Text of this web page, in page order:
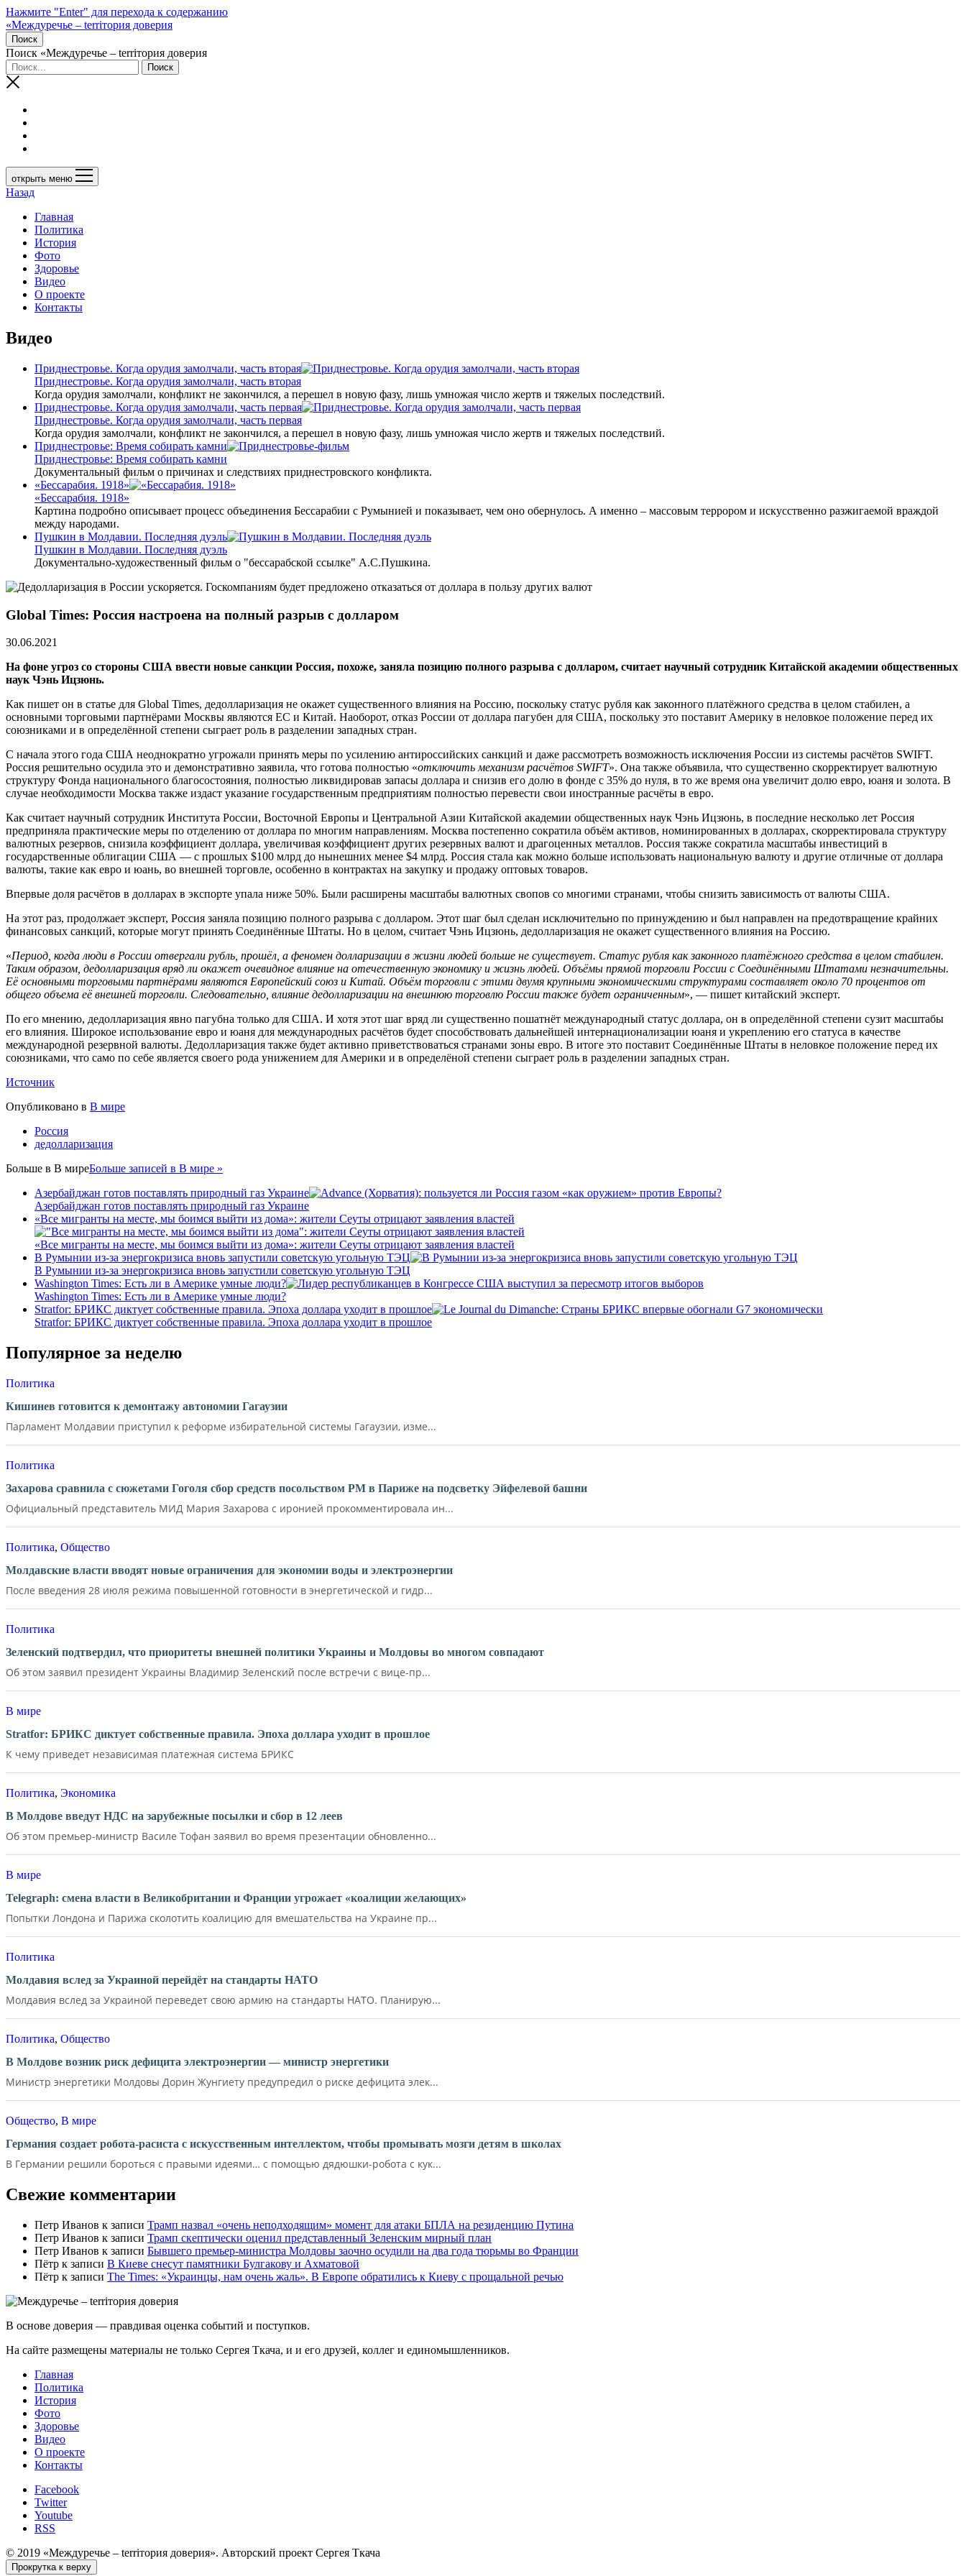
Нажмите "Enter" для перехода к содержанию
«Междуречье – terriтория доверия
Поиск
Поиск «Междуречье – terriтория доверия
открыть меню
Назад
Главная
Политика
История
Фото
Здоровье
Видео
О проекте
Контакты
Видео
Приднестровье. Когда орудия замолчали, часть вторая
Приднестровье. Когда орудия замолчали, часть вторая
Когда орудия замолчали, конфликт не закончился, а перешел в новую фазу, лишь умножая число жертв и тяжелых последствий.
Приднестровье. Когда орудия замолчали, часть первая
Приднестровье. Когда орудия замолчали, часть первая
Когда орудия замолчали, конфликт не закончился, а перешел в новую фазу, лишь умножая число жертв и тяжелых последствий.
Приднестровье: Время собирать камни
Приднестровье: Время собирать камни
Документальный фильм о причинах и следствиях приднестровского конфликта.
«Бессарабия. 1918»
«Бессарабия. 1918»
Картина подробно описывает процесс объединения Бессарабии с Румынией и показывает, чем оно обернулось. А именно – массовым террором и искусственно разжигаемой враждой
между народами.
Пушкин в Молдавии. Последняя дуэль
Пушкин в Молдавии. Последняя дуэль
Документально-художественный фильм о "бессарабской ссылке" А.С.Пушкина.
Global Times: Россия настроена на полный разрыв с долларом
30.06.2021
На фоне угроз со стороны США ввести новые санкции Россия, похоже, заняла позицию полного разрыва с долларом, считает научный сотрудник Китайской академии общественных
наук Чэнь Ицзюнь.
Как пишет он в статье для Global Times, дедолларизация не окажет существенного влияния на Россию, поскольку статус рубля как законного платёжного средства в целом стабилен, а
основными торговыми партнёрами Москвы являются ЕС и Китай. Наоборот, отказ России от доллара пагубен для США, поскольку это поставит Америку в неловкое положение перед их
союзниками и в определённой степени сыграет роль в разделении западных стран.
С начала этого года США неоднократно угрожали принять меры по усилению антироссийских санкций и даже рассмотреть возможность исключения России из системы расчётов SWIFT.
Россия решительно осудила это и демонстративно заявила, что готова полностью «отключить механизм расчётов SWIFT». Она также объявила, что существенно скорректирует валютную
структуру Фонда национального благосостояния, полностью ликвидировав запасы доллара и снизив его долю в фонде с 35% до нуля, в то же время она увеличит долю евро, юаня и золота. В
случае необходимости Москва также издаст указание государственным предприятиям полностью перевести свои иностранные расчёты в евро.
Как считает научный сотрудник Института России, Восточной Европы и Центральной Азии Китайской академии общественных наук Чэнь Ицзюнь, в последние несколько лет Россия
предприняла практические меры по отделению от доллара по многим направлениям. Москва постепенно сократила объём активов, номинированных в долларах, скорректировала структуру
валютных резервов, снизила коэффициент доллара, увеличивая коэффициент других резервных валют и драгоценных металлов. Россия также сократила масштабы инвестиций в
государственные облигации США — с прошлых $100 млрд до нынешних менее $4 млрд. Россия стала как можно больше использовать национальную валюту и другие отличные от доллара
валюты, такие как евро и юань, во внешней торговле, особенно в контрактах на закупку и продажу оптовых товаров.
Впервые доля расчётов в долларах в экспорте упала ниже 50%. Были расширены масштабы валютных свопов со многими странами, чтобы снизить зависимость от валюты США.
На этот раз, продолжает эксперт, Россия заняла позицию полного разрыва с долларом. Этот шаг был сделан исключительно по принуждению и был направлен на предотвращение крайних
финансовых санкций, которые могут принять Соединённые Штаты. Но в целом, считает Чэнь Ицзюнь, дедолларизация не окажет существенного влияния на Россию.
«Период, когда люди в России отвергали рубль, прошёл, а феномен долларизации в жизни людей больше не существует. Статус рубля как законного платёжного средства в целом стабилен.
Таким образом, дедолларизация вряд ли окажет очевидное влияние на отечественную экономику и жизнь людей. Объёмы прямой торговли России с Соединёнными Штатами незначительны.
Её основными торговыми партнёрами являются Европейский союз и Китай. Объём торговли с этими двумя крупными экономическими структурами составляет около 70 процентов от
общего объема её внешней торговли. Следовательно, влияние дедолларизации на внешнюю торговлю России также будет ограниченным», — пишет китайский эксперт.
По его мнению, дедолларизация явно пагубна только для США. И хотя этот шаг вряд ли существенно пошатнёт международный статус доллара, он в определённой степени сузит масштабы
его влияния. Широкое использование евро и юаня для международных расчётов будет способствовать дальнейшей интернационализации юаня и укреплению его статуса в качестве
международной резервной валюты. Дедолларизация также будет активно приветствоваться странами зоны евро. В итоге это поставит Соединённые Штаты в неловкое положение перед их
союзниками, что само по себе является своего рода унижением для Америки и в определёной степени сыграет роль в разделении западных стран.
Источник
Опубликовано в В мире
Россия
дедолларизация
Больше в В миреБольше записей в В мире »
Азербайджан готов поставлять природный газ Украине
Азербайджан готов поставлять природный газ Украине
«Все мигранты на месте, мы боимся выйти из дома»: жители Сеуты отрицают заявления властей
«Все мигранты на месте, мы боимся выйти из дома»: жители Сеуты отрицают заявления властей
В Румынии из-за энергокризиса вновь запустили советскую угольную ТЭЦ
В Румынии из-за энергокризиса вновь запустили советскую угольную ТЭЦ
Washington Times: Есть ли в Америке умные люди?
Washington Times: Есть ли в Америке умные люди?
Stratfor: БРИКС диктует собственные правила. Эпоха доллара уходит в прошлое
Stratfor: БРИКС диктует собственные правила. Эпоха доллара уходит в прошлое
Популярное за неделю
Политика
Кишинев готовится к демонтажу автономии Гагаузии
Парламент Молдавии приступил к реформе избирательной системы Гагаузии, изме...
Политика
Захарова сравнила с сюжетами Гоголя сбор средств посольством РМ в Париже на подсветку Эйфелевой башни
Официальный представитель МИД Мария Захарова с иронией прокомментировала ин...
Политика, Общество
Молдавские власти вводят новые ограничения для экономии воды и электроэнергии
После введения 28 июля режима повышенной готовности в энергетической и гидр...
Политика
Зеленский подтвердил, что приоритеты внешней политики Украины и Молдовы во многом совпадают
Об этом заявил президент Украины Владимир Зеленский после встречи с вице-пр...
В мире
Stratfor: БРИКС диктует собственные правила. Эпоха доллара уходит в прошлое
К чему приведет независимая платежная система БРИКС
Политика, Экономика
В Молдове введут НДС на зарубежные посылки и сбор в 12 леев
Об этом премьер-министр Василе Тофан заявил во время презентации обновленно...
В мире
Telegraph: смена власти в Великобритании и Франции угрожает «коалиции желающих»
Попытки Лондона и Парижа сколотить коалицию для вмешательства на Украине пр...
Политика
Молдавия вслед за Украиной перейдёт на стандарты НАТО
Молдавия вслед за Украиной переведет свою армию на стандарты НАТО. Планирую...
Политика, Общество
В Молдове возник риск дефицита электроэнергии — министр энергетики
Министр энергетики Молдовы Дорин Жунгиету предупредил о риске дефицита элек...
Общество, В мире
Германия создает робота-расиста с искусственным интеллектом, чтобы промывать мозги детям в школах
В Германии решили бороться с правыми идеями… с помощью дядюшки-робота с кук...
Свежие комментарии
Петр Иванов к записи Трамп назвал «очень неподходящим» момент для атаки БПЛА на резиденцию Путина
Петр Иванов к записи Трамп скептически оценил представленный Зеленским мирный план
Петр Иванов к записи Бывшего премьер-министра Молдовы заочно осудили на два года тюрьмы во Франции
Пётр к записи В Киеве снесут памятники Булгакову и Ахматовой
Пётр к записи Тhe Times: «Украинцы, нам очень жаль». В Европе обратились к Киеву с прощальной речью
В основе доверия — правдивая оценка событий и поступков.
На сайте размещены материалы не только Сергея Ткача, и и его друзей, коллег и единомышленников.
Главная
Политика
История
Фото
Здоровье
Видео
О проекте
Контакты
Facebook
Twitter
Youtube
RSS
© 2019 «Междуречье – terriтория доверия». Авторский проект Сергея Ткача
Прокрутка к верху